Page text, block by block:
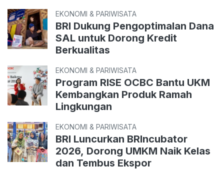
EKONOMI & PARIWISATA
BRI Dukung Pengoptimalan Dana
SAL untuk Dorong Kredit
Berkualitas
EKONOMI & PARIWISATA
Program RISE OCBC Bantu UKM
Kembangkan Produk Ramah
Lingkungan
EKONOMI & PARIWISATA
BRI Luncurkan BRIncubator
2026, Dorong UMKM Naik Kelas
dan Tembus Ekspor